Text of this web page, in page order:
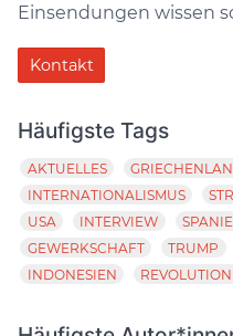
Einsendungen wissen
Kontakt
Häufigste Tags
AKTUELLES
INTERNATIONALISMUS
USA
INTERVIEW
GEWERKSCHAFT
TRUMP
INDONESIEN
REVOLUTION